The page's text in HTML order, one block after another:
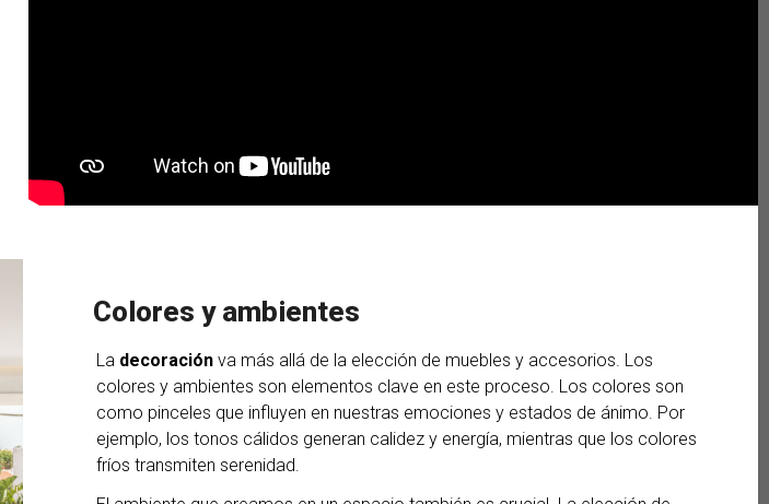
Colores y ambientes
La decoración va más allá de la elección de muebles y accesorios. Los
colores y ambientes son elementos clave en este proceso. Los colores son
como pinceles que influyen en nuestras emociones y estados de ánimo. Por
ejemplo, los tonos cálidos generan calidez y energía, mientras que los colores
fríos transmiten serenidad.